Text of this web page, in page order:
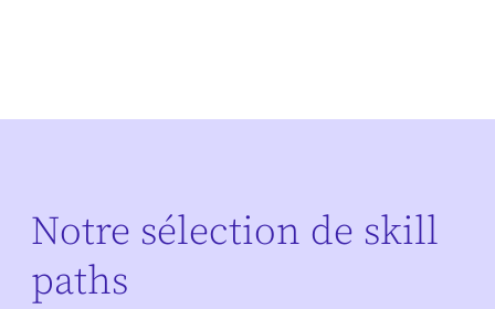
Notre sélection de skill
paths